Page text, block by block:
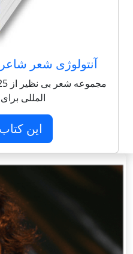
آنتولوژی شعر
المللی
این